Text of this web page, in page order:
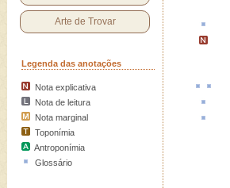
Arte de Trovar
Legenda das anotações
Nota explicativa
Nota de leitura
Nota marginal
Toponímia
Antroponímia
Glossário